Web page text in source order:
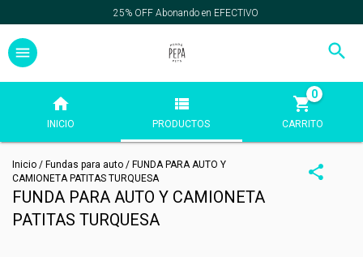
25% OFF Abonando en EFECTIVO
INICIO PRODUCTOS CARRITO
0
Inicio / Fundas para auto / FUNDA PARA AUTO Y
CAMIONETA PATITAS TURQUESA
FUNDA PARA AUTO Y CAMIONETA
PATITAS TURQUESA